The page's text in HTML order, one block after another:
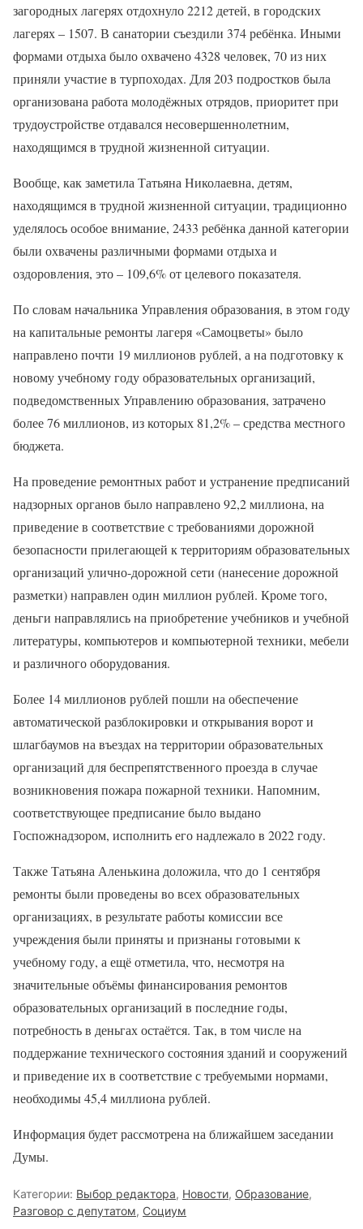
загородных лагерях отдохнуло 2212 детей, в городских
лагерях – 1507. В санатории съездили 374 ребёнка. Иными
формами отдыха было охвачено 4328 человек, 70 из них
приняли участие в турпоходах. Для 203 подростков была
организована работа молодёжных отрядов, приоритет при
трудоустройстве отдавался несовершеннолетним,
находящимся в трудной жизненной ситуации.
Вообще, как заметила Татьяна Николаевна, детям,
находящимся в трудной жизненной ситуации, традиционно
уделялось особое внимание, 2433 ребёнка данной категории
были охвачены различными формами отдыха и
оздоровления, это – 109,6% от целевого показателя.
По словам начальника Управления образования, в этом году
на капитальные ремонты лагеря «Самоцветы» было
направлено почти 19 миллионов рублей, а на подготовку к
новому учебному году образовательных организаций,
подведомственных Управлению образования, затрачено
более 76 миллионов, из которых 81,2% – средства местного
бюджета.
На проведение ремонтных работ и устранение предписаний
надзорных органов было направлено 92,2 миллиона, на
приведение в соответствие с требованиями дорожной
безопасности прилегающей к территориям образовательных
организаций улично-дорожной сети (нанесение дорожной
разметки) направлен один миллион рублей. Кроме того,
деньги направлялись на приобретение учебников и учебной
литературы, компьютеров и компьютерной техники, мебели
и различного оборудования.
Более 14 миллионов рублей пошли на обеспечение
автоматической разблокировки и открывания ворот и
шлагбаумов на въездах на территории образовательных
организаций для беспрепятственного проезда в случае
возникновения пожара пожарной техники. Напомним,
соответствующее предписание было выдано
Госпожнадзором, исполнить его надлежало в 2022 году.
Также Татьяна Аленькина доложила, что до 1 сентября
ремонты были проведены во всех образовательных
организациях, в результате работы комиссии все
учреждения были приняты и признаны готовыми к
учебному году, а ещё отметила, что, несмотря на
значительные объёмы финансирования ремонтов
образовательных организаций в последние годы,
потребность в деньгах остаётся. Так, в том числе на
поддержание технического состояния зданий и сооружений
и приведение их в соответствие с требуемыми нормами,
необходимы 45,4 миллиона рублей.
Информация будет рассмотрена на ближайшем заседании
Думы.
Категории: Выбор редактора, Новости, Образование,
Разговор с депутатом, Социум